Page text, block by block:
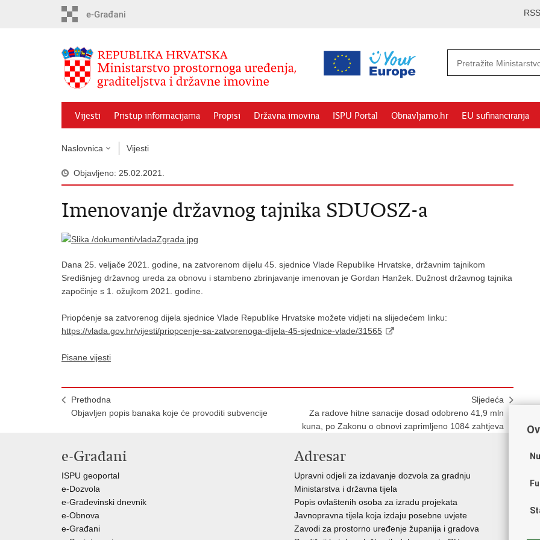
RSS
Vijesti Pristup informacijama Propisi Državna imovina ISPU Portal Obnavljamo.hr EU sufinanciranja
Naslovnica Vijesti
Objavljeno: 25.02.2021.
Imenovanje državnog tajnika SDUOSZ-a
Dana 25. veljače 2021. godine, na zatvorenom dijelu 45. sjednice Vlade Republike Hrvatske, državnim tajnikom
Središnjeg državnog ureda za obnovu i stambeno zbrinjavanje imenovan je Gordan Hanžek. Dužnost državnog tajnika
započinje s 1. ožujkom 2021. godine.
Priopćenje sa zatvorenog dijela sjednice Vlade Republike Hrvatske možete vidjeti na slijedećem linku:
https://vlada.gov.hr/vijesti/priopcenje-sa-zatvorenoga-dijela-45-sjednice-vlade/31565
Pisane vijesti
Prethodna
Objavljen popis banaka koje će provoditi subvencije
Sljedeća
Za radove hitne sanacije dosad odobreno 41,9 mln
kuna, po Zakonu o obnovi zaprimljeno 1084 zahtjeva
e-Građani
ISPU geoportal
e-Dozvola
e-Građevinski dnevnik
e-Obnova
e-Građani
Adresar
Upravni odjeli za izdavanje dozvola za gradnju
Ministarstva i državna tijela
Popis ovlaštenih osoba za izradu projekata
Javnopravna tijela koja izdaju posebne uvjete
Zavodi za prostorno uređenje županija i gradova